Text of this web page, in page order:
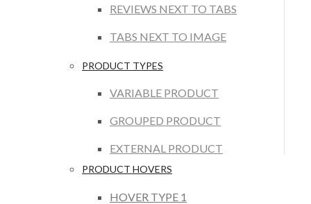
REVIEWS NEXT TO TABS
TABS NEXT TO IMAGE
PRODUCT TYPES
VARIABLE PRODUCT
GROUPED PRODUCT
EXTERNAL PRODUCT
PRODUCT HOVERS
HOVER TYPE 1